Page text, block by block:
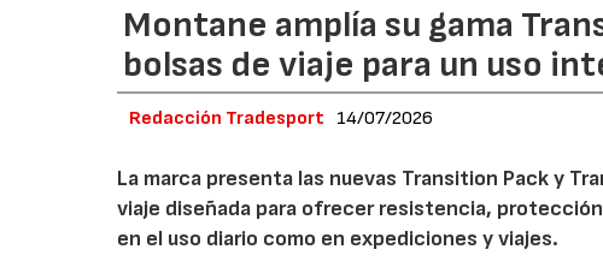
Montane amplía su gama
bolsas de viaje para un uso
Redacción Tradesport 14/07/2026
La marca presenta las nuevas Transition Pack y
viaje diseñada para ofrecer resistencia,
en el uso diario como en expediciones y viajes.